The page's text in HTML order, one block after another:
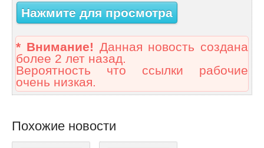
Нажмите для просмотра
* Внимание! Данная новость создана
более 2 лет назад.
Вероятность что ссылки рабочие
очень низкая.
Похожие новости